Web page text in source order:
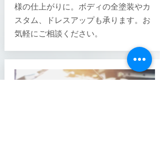
様の仕上がりに。ボディの全塗装やカ
スタム、ドレスアップも承ります。お
気軽にご相談ください。